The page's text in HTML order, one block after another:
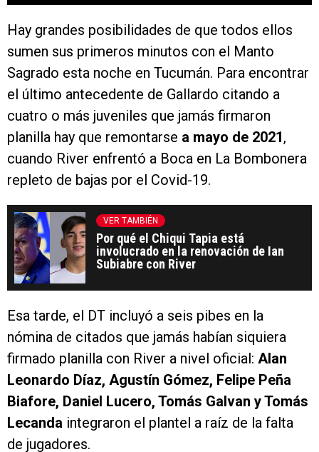
Hay grandes posibilidades de que todos ellos
sumen sus primeros minutos con el Manto
Sagrado esta noche en Tucumán. Para encontrar
el último antecedente de Gallardo citando a
cuatro o más juveniles que jamás firmaron
planilla hay que remontarse a mayo de 2021,
cuando River enfrentó a Boca en La Bombonera
repleto de bajas por el Covid-19.
VER TAMBIÉN
Por qué el Chiqui Tapia está
involucrado en la renovación de Ian
Subiabre con River
Esa tarde, el DT incluyó a seis pibes en la
nómina de citados que jamás habían siquiera
firmado planilla con River a nivel oficial: Alan
Leonardo Díaz, Agustín Gómez, Felipe Peña
Biafore, Daniel Lucero, Tomás Galvan y Tomás
Lecanda integraron el plantel a raíz de la falta
de jugadores.